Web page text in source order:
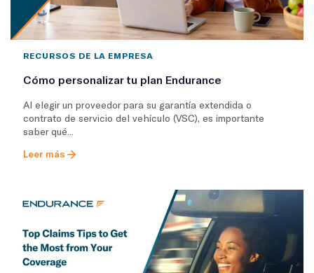
RECURSOS DE LA EMPRESA
Cómo personalizar tu plan Endurance
Al elegir un proveedor para su garantía extendida o
contrato de servicio del vehículo (VSC), es importante
saber qué...
Leer más